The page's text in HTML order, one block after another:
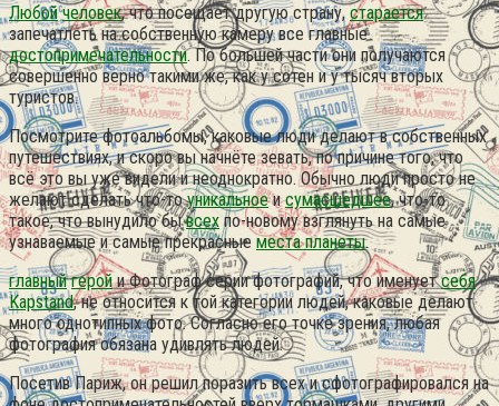
Любой человек, что посещает другую страну,старается
запечатлеть на собственную камеру все главные
достопримечательности. По большей части они получаются
совершенно верно такими же, как у сотен и у тысяч вторых
туристов.
Посмотрите фотоальбомы, каковые люди делают в собственных
путешествиях, и скоро вы начнёте зевать, по причине того, что
всё это вы уже видели и неоднократно. Обычно люди просто не
желают сделать что-тоуникальноеисумасшедшее, что-то
такое, что вынудило бывсехпо-новому взглянуть на самые
узнаваемые и самые прекрасныеместа планеты.
главный геройи Фотограф серии фотографий, что именуетсебя
Kapstand, не относится к той категории людей, каковые делают
много однотипных фото. Согласно его точке зрения, любая
фотография обязана удивлять людей.
Посетив Париж, он решил поразить всех и сфотографировался на